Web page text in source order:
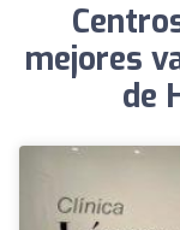
mejores
de